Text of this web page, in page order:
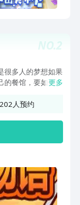
NO.2
很多人的梦想如果
的餐馆，要如何将
秘传调味料香
味蕾！【员工培养
管理人员、街头艺
！中餐达人、西餐
灵魂你来掌控！
集精美食材、满
谱，征服神秘顾
、从乡村小馆成
更多
人预约